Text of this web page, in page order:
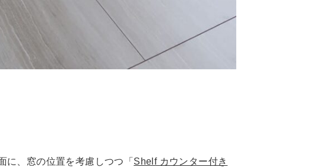
、窓の位置を考慮しつつ「 Shelf カウンター付き